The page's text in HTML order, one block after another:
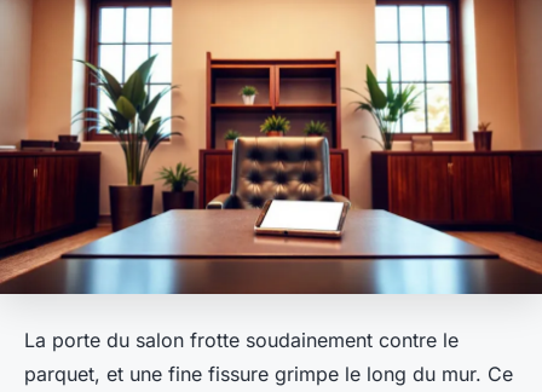
La porte du salon frotte soudainement contre le
parquet, et une fine fissure grimpe le long du mur. Ce